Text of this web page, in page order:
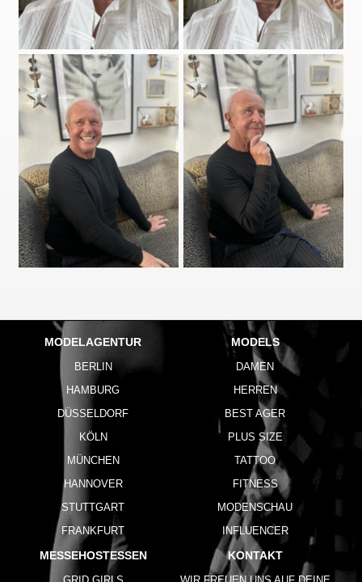
MODELAGENTUR
BERLIN
HAMBURG
DÜSSELDORF
KÖLN
MÜNCHEN
HANNOVER
STUTTGART
FRANKFURT
MODELS
DAMEN
HERREN
BEST AGER
PLUS SIZE
TATTOO
FITNESS
MODENSCHAU
INFLUENCER
MESSEHOSTESSEN KONTAKT